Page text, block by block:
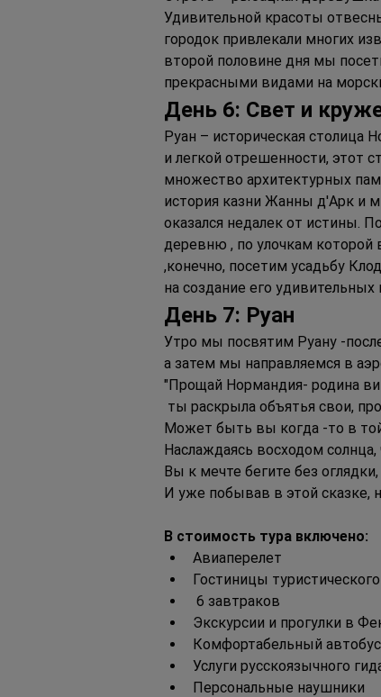
Удивительной красоты
городок привлекали многих
второй половине дня мы
прекрасными видами на
День 6: Свет и
Руан – историческая столица
и легкой отрешенности, этот
множество архитектурных
история казни Жанны д'Арк и
оказался недалек от истины.
деревню , по улочкам которой
,конечно, посетим усадьбу
на создание его
День 7: Руан
Утро мы посвятим Руану -
а затем мы направляемся в
"Прощай Нормандия- родина
ты раскрыла объятья свои,
Может быть вы когда -то в
Наслаждаясь восходом
Вы к мечте бегите без
И уже побывав в этой сказке,
В стоимость тура включено:
Авиаперелет
Гостиницы
6 завтраков
Экскурсии и прогулки в
Комфортабельный автобус
Услуги русскоязычного
Персональные наушники